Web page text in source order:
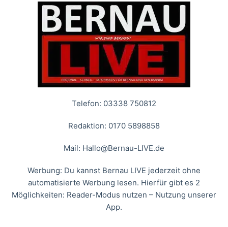
Telefon: 03338 750812
Redaktion: 0170 5898858
Mail: Hallo@Bernau-LIVE.de
Werbung: Du kannst Bernau LIVE jederzeit ohne
automatisierte Werbung lesen. Hierfür gibt es 2
Möglichkeiten: Reader-Modus nutzen – Nutzung unserer
App.